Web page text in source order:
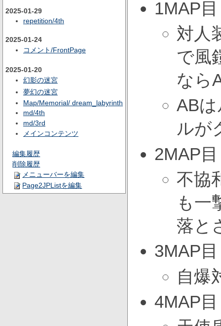
2025-01-29
repetition/4th
2025-01-24
コメント/FrontPage
2025-01-20
幻影の迷宮
夢幻の迷宮
Map/Memorial/ dream_labyrinth
md/4th
md/3rd
メインコンテンツ
編集履歴
削除履歴
メニューバーを編集
Page2JPListを編集
1MAP目
対人
で風
なら
AB
ルが
2MAP目
不協
も一
落と
3MAP目
自爆
4MAP目